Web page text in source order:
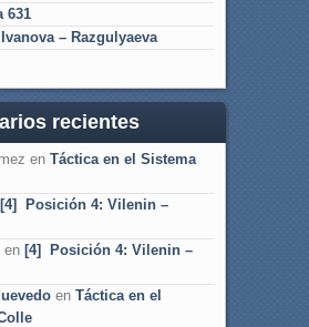
631
Ivanova – Razgulyaeva
recientes
en Táctica en el Sistema
[4] Posición 4: Vilenin –
en [4] Posición 4: Vilenin –
en Táctica en el